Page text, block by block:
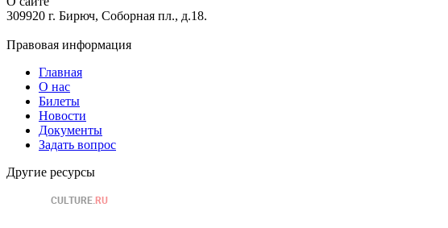
309920 г. Бирюч, Соборная пл., д.18.
Правовая информация
Главная
О нас
Билеты
Новости
Документы
Задать вопрос
Другие ресурсы